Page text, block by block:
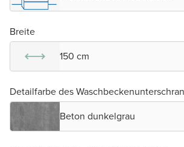
Breite
150 cm
Detailfarbe des
Beton dunkelgrau